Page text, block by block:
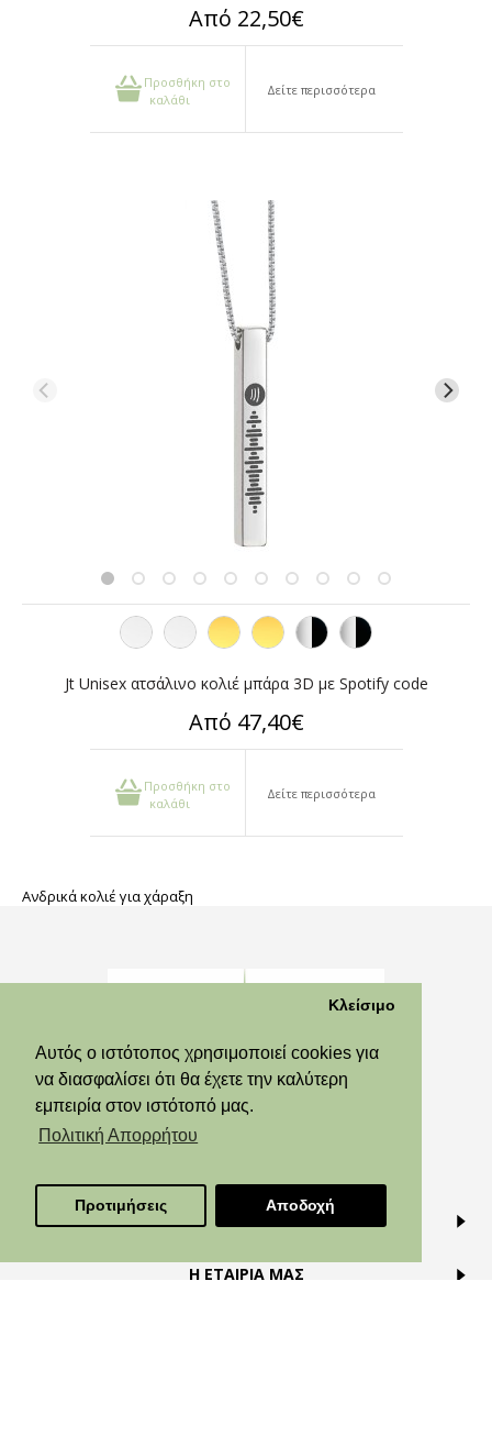
Αυτός ο ιστότοπος χρησιμοποιεί cookies για
να διασφαλίσει ότι θα έχετε την καλύτερη
εμπειρία στον ιστότοπό μας.
Πολιτική Απορρήτου
Κλείσιμο
Προτιμήσεις Αποδοχή
Από 22,50€
Προσθήκη στο
καλάθι
Δείτε περισσότερα
Jt Unisex ατσάλινο κολιέ μπάρα 3D με Spotify code
Από 47,40€
Προσθήκη στο
καλάθι
Δείτε περισσότερα
Ανδρικά κολιέ για χάραξη
ΠΛΗΡΟΦΟΡΙΕΣ
Η ΕΤΑΙΡΙΑ ΜΑΣ